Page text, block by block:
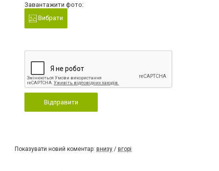
Завантажити фото:
Вибрати
Відправити
Показувати новий коментар: внизу / вгорі